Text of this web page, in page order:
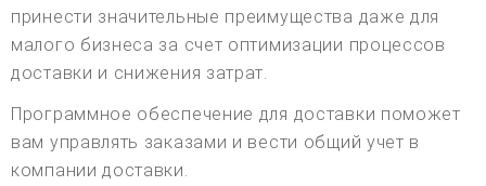
принести значительные преимущества даже для
малого бизнеса за счет оптимизации процессов
доставки и снижения затрат.
Программное обеспечение для доставки поможет
вам управлять заказами и вести общий учет в
компании доставки.